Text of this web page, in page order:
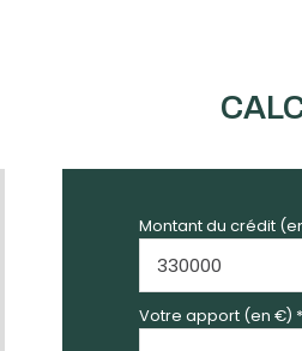
Montant du crédit
Votre apport (en €) *